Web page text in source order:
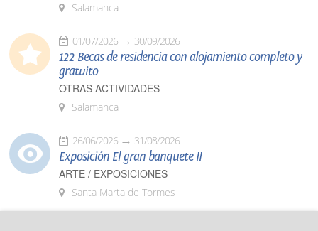
Salamanca
01/07/2026 30/09/2026
122 Becas de residencia con alojamiento completo y
gratuito
OTRAS ACTIVIDADES
Salamanca
26/06/2026 31/08/2026
Exposición El gran banquete II
ARTE / EXPOSICIONES
Santa Marta de Tormes